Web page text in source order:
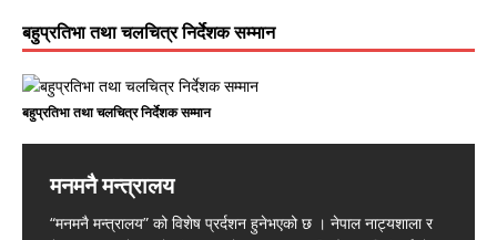
बहुप्रतिभा तथा चलचित्र निर्देशक सम्मान
बहुप्रतिभा तथा चलचित्र निर्देशक सम्मान
मनमनै मन्त्रालय
“मनमनै मन्त्रालय” को विशेष प्रर्दशन हुनेभएको छ । नेपाल नाट्यशाला र
Nirmal Purja: The Legendary
Mountaineer Who Redefined
हिमालले चिनाएको निम्स दाई हिमालमै अस्ताए
नेपालमा जन्मिए, ब्रिटिश सेनामा चम्किए, विश्व पर्वतारोहणमा इतिहास रचेका
बाँसुरी बजाउनेलाई खीर
सरकारको कमजोरी भएको भन्दै प्रधानमन्त्री
बालेनद्धारा स्विकार